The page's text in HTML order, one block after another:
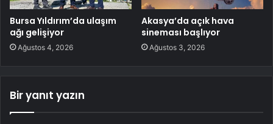
Bursa Yıldırım’da ulaşım
ağı gelişiyor
Ağustos 4, 2026
Akasya’da açık hava
sineması başlıyor
Ağustos 3, 2026
Bir yanıt yazın